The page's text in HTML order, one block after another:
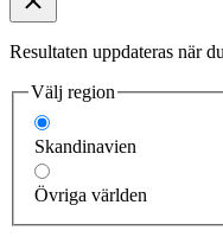
Resultaten uppdateras när
Välj region
Skandinavien
Övriga världen